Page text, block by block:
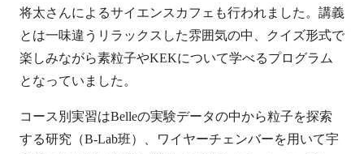
将太さんによるサイエンスカフェも行われました。講義
とは一味違うリラックスした雰囲気の中、クイズ形式で
楽しみながら素粒子やKEKについて学べるプログラム
となっていました。
コース別実習はBelleの実験データの中から粒子を探索
する研究（B-Lab班）、ワイヤーチェンバーを用いて宇